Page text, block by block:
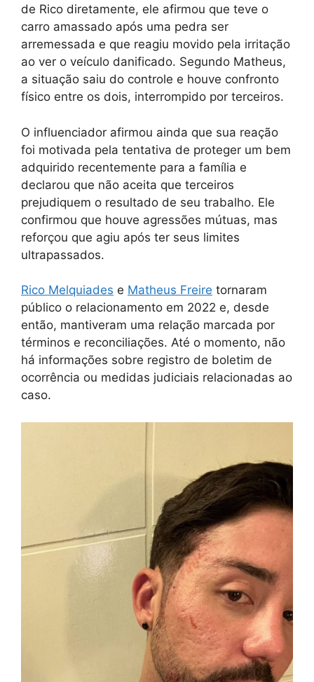
de Rico diretamente, ele afirmou que teve o
carro amassado após uma pedra ser
arremessada e que reagiu movido pela irritação
ao ver o veículo danificado. Segundo Matheus,
a situação saiu do controle e houve confronto
físico entre os dois, interrompido por terceiros.
O influenciador afirmou ainda que sua reação
foi motivada pela tentativa de proteger um bem
adquirido recentemente para a família e
declarou que não aceita que terceiros
prejudiquem o resultado de seu trabalho. Ele
confirmou que houve agressões mútuas, mas
reforçou que agiu após ter seus limites
ultrapassados.
Rico Melquiades e Matheus Freire tornaram
público o relacionamento em 2022 e, desde
então, mantiveram uma relação marcada por
términos e reconciliações. Até o momento, não
há informações sobre registro de boletim de
ocorrência ou medidas judiciais relacionadas ao
caso.